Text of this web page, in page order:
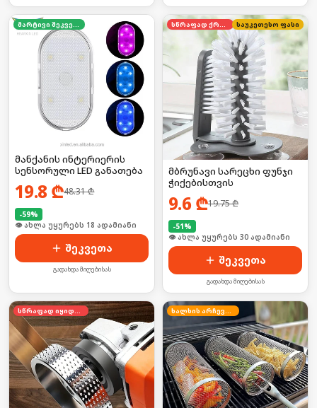
მანქანის ინტერიერის
სენსორული LED განათება
19.8 ₾48.31₾
-59%
🛒 ბოლო 24სთ-ში იყიდა 24-მა
შეკვეთა
გადახდა მიღებისას
საუკეთესო ფასი
მბრუნავი სარეცხი ფუნჯი
ჭიქებისთვის
9.6 ₾19.75₾
-51%
🛒 ბოლო 24სთ-ში იყიდა 40-მა
შეკვეთა
გადახდა მიღებისას